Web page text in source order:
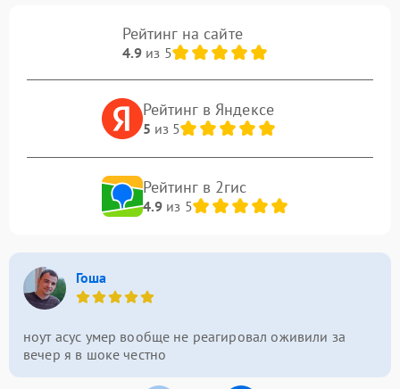
Рейтинг на сайте
4.9из 5
Рейтинг в Яндексе
5 из 5
Рейтинг в 2гис
4.9из 5
Гоша
ноут асус умер вообще не реагировал оживили за
вечер я в шоке честно